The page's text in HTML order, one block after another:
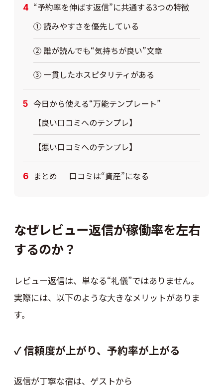
“予約率を伸ばす返信”に共通する3つの特徴
① 読みやすさを優先している
② 誰が読んでも“気持ちが良い”文章
③ 一貫したホスピタリティがある
今日から使える“万能テンプレート”
【良い口コミへのテンプレ】
【悪い口コミへのテンプレ】
まとめ 口コミは“資産”になる
なぜレビュー返信が稼働率を左右
するのか？
レビュー返信は、単なる“礼儀”ではありません。
実際には、以下のような大きなメリットがありま
す。
✓ 信頼度が上がり、予約率が上がる
返信が丁寧な宿は、ゲストから